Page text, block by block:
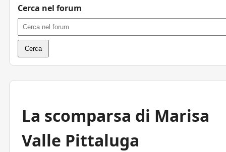
La scomparsa di Marisa
Valle Pittaluga
Cerca nel forum
Cerca